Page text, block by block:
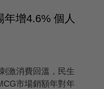
增4.6% 個人
激消費回溫，民生
市場銷額年對年